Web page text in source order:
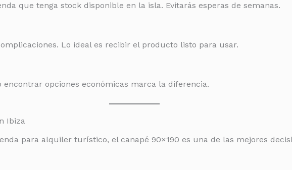
que tenga stock disponible en la isla. Evitarás esperas de semanas.
Lo ideal es recibir el producto listo para usar.
encontrar opciones económicas marca la diferencia.
Ibiza
para alquiler turístico, el canapé 90×190 es una de las mejores